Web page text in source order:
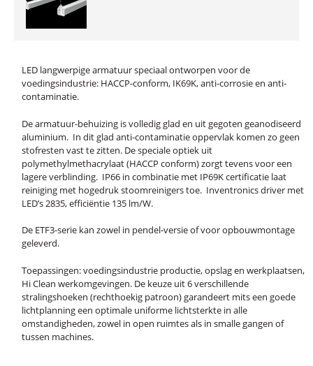
LED langwerpige armatuur speciaal ontworpen voor de
voedingsindustrie: HACCP-conform, IK69K, anti-corrosie en anti-
contaminatie.
De armatuur-behuizing is volledig glad en uit gegoten geanodiseerd
aluminium. In dit glad anti-contaminatie oppervlak komen zo geen
stofresten vast te zitten. De speciale optiek uit
polymethylmethacrylaat (HACCP conform) zorgt tevens voor een
lagere verblinding. IP66 in combinatie met IP69K certificatie laat
reiniging met hogedruk stoomreinigers toe. Inventronics driver met
LED’s 2835, efficiëntie 135 lm/W.
De ETF3-serie kan zowel in pendel-versie of voor opbouwmontage
geleverd.
Toepassingen: voedingsindustrie productie, opslag en werkplaatsen,
Hi Clean werkomgevingen. De keuze uit 6 verschillende
stralingshoeken (rechthoekig patroon) garandeert mits een goede
lichtplanning een optimale uniforme lichtsterkte in alle
omstandigheden, zowel in open ruimtes als in smalle gangen of
tussen machines.